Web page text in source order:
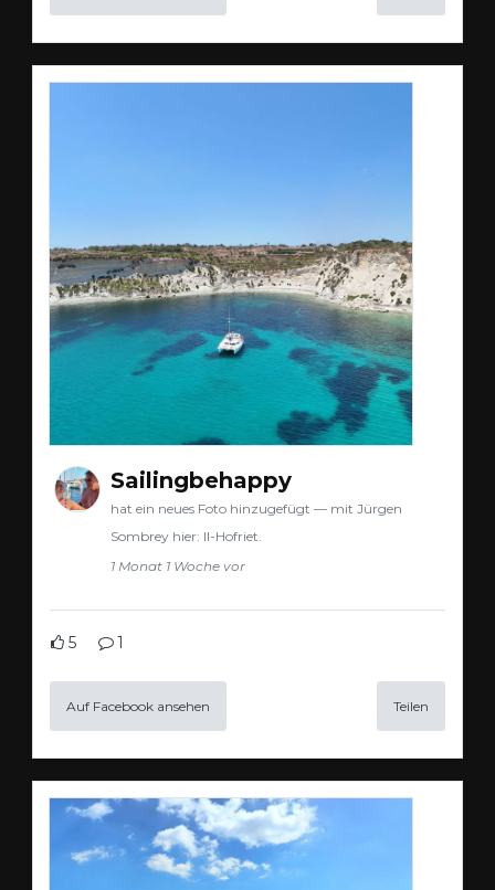
Sailingbehappy
hat ein neues Foto hinzugefügt — mit Jürgen
Sombrey hier: Il-Hofriet.
1 Monat 1 Woche vor
5 1
Auf Facebook ansehen Teilen